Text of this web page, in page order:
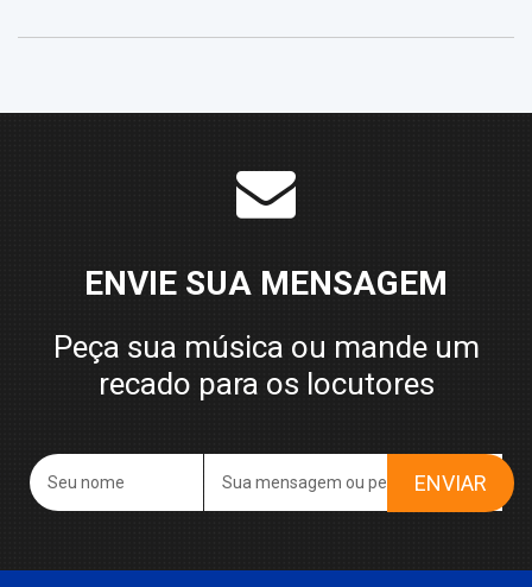
ENVIE SUA MENSAGEM
Peça sua música ou mande um
recado para os locutores
ENVIAR